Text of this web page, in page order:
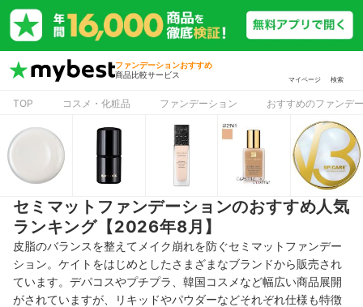
ファンデーションおすすめ
商品比較サービス
マイページ 検索
TOP コスメ・化粧品 ファンデーション おすすめのファンデ
セミマットファンデーションのおすすめ人気
ランキング【2026年8月】
皮脂のバランスを整えてメイク崩れを防ぐセミマットファンデー
ション。ケイトをはじめとしたさまざまなブランドから販売され
ています。デパコスやプチプラ、韓国コスメなど幅広い商品展開
がされていますが、リキッドやパウダーなどそれぞれ仕様も特徴